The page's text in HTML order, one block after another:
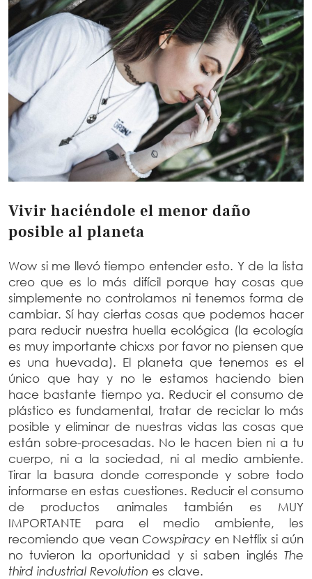
Vivir haciéndole el menor daño
posible al planeta
Wow si me llevó tiempo entender esto. Y de la lista
creo que es lo más difícil porque hay cosas que
simplemente no controlamos ni tenemos forma de
cambiar. Sí hay ciertas cosas que podemos hacer
para reducir nuestra huella ecológica (la ecología
es muy importante chicxs por favor no piensen que
es una huevada). El planeta que tenemos es el
único que hay y no le estamos haciendo bien
hace bastante tiempo ya. Reducir el consumo de
plástico es fundamental, tratar de reciclar lo más
posible y eliminar de nuestras vidas las cosas que
están sobre-procesadas. No le hacen bien ni a tu
cuerpo, ni a la sociedad, ni al medio ambiente.
Tirar la basura donde corresponde y sobre todo
informarse en estas cuestiones. Reducir el consumo
de productos animales también es MUY
IMPORTANTE para el medio ambiente, les
recomiendo que veanCowspiracy en Netflix si aún
no tuvieron la oportunidad y si saben inglés The
third industrial Revolution es clave.